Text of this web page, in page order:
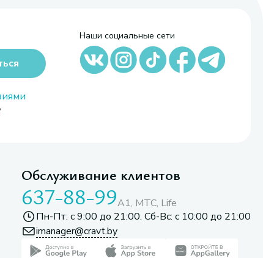
Наши социальные сети
Обслуживание клиентов
637-88-99A1, МТС, Life
Пн-Пт: с 9:00 до 21:00. Сб-Вс: с 10:00 до 21:00
imanager@cravt.by